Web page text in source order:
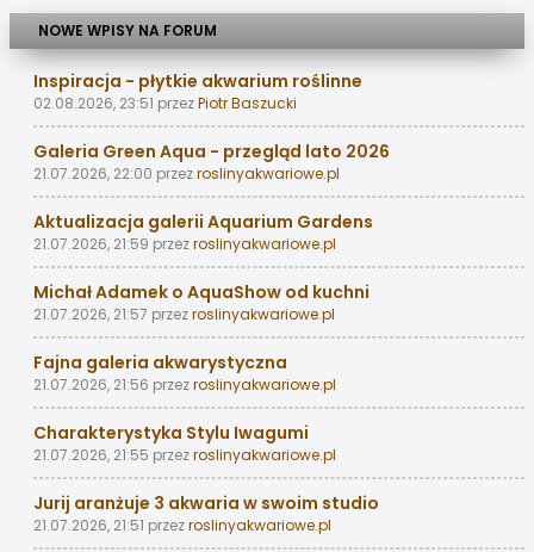
NOWE WPISY NA FORUM
Inspiracja - płytkie akwarium roślinne
02.08.2026, 23:51 przezPiotr Baszucki
Galeria Green Aqua - przegląd lato 2026
21.07.2026, 22:00 przezroslinyakwariowe.pl
Aktualizacja galerii Aquarium Gardens
21.07.2026, 21:59 przezroslinyakwariowe.pl
Michał Adamek o AquaShow od kuchni
21.07.2026, 21:57 przezroslinyakwariowe.pl
Fajna galeria akwarystyczna
21.07.2026, 21:56 przezroslinyakwariowe.pl
Charakterystyka Stylu Iwagumi
21.07.2026, 21:55 przezroslinyakwariowe.pl
Jurij aranżuje 3 akwaria w swoim studio
21.07.2026, 21:51 przezroslinyakwariowe.pl